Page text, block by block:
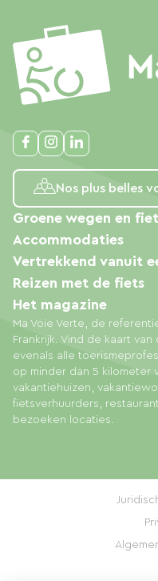
Nos plus belles
Ma Voie Verte, de
Frankrijk. Vind de kaart
evenals alle
op minder dan 5 kilometer
vakantiehuizen,
fietsverhuurders,
bezoeken locaties.
Groene wegen en
Accommodaties
Vertrekkend vanuit
Reizen met de fiets
Het magazine